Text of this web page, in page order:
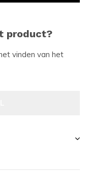
product?
vinden van het